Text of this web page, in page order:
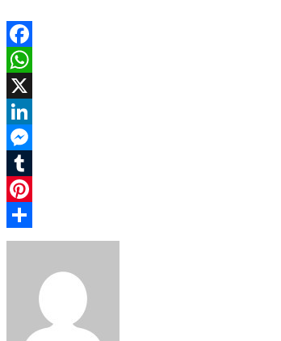
Facebook
WhatsApp
X
LinkedIn
Messenger
Tumblr
Pinterest
Share